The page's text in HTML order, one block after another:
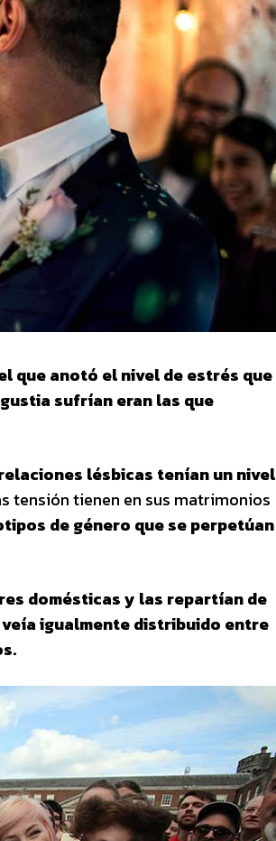
que anotó el nivel de estrés que
sufrían eran las que
lésbicas tenían un nivel
tensión tienen en sus matrimonios
de género que se perpetúan
domésticas y las repartían de
igualmente distribuido entre